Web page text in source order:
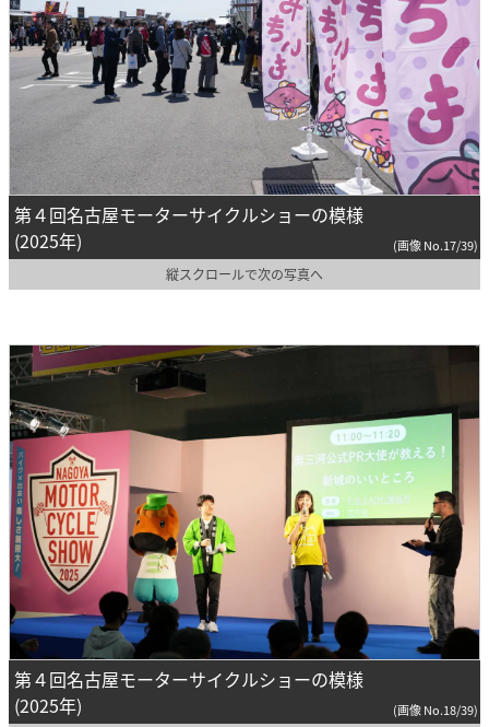
第４回名古屋モーターサイクルショーの模様
(2025年)
(画像 No.17/39)
縦スクロールで次の写真へ
第４回名古屋モーターサイクルショーの模様
(2025年)
(画像 No.18/39)